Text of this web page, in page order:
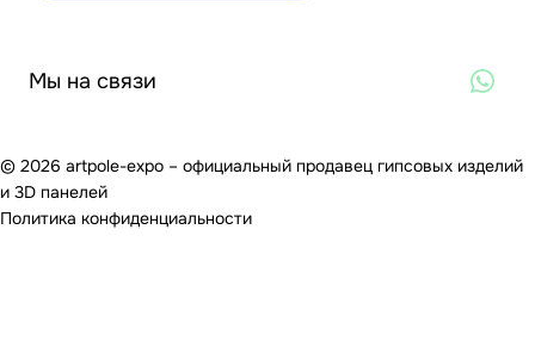
Мы на связи
© 2026 artpole-expo – официальный продавец гипсовых изделий
и 3D панелей
Политика конфиденциальности